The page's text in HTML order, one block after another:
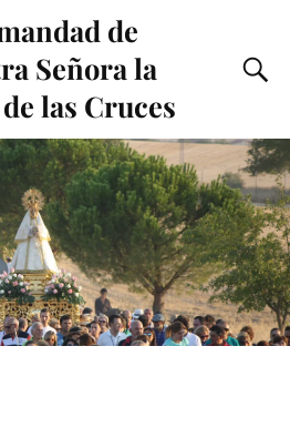
de
Señora la
las Cruces